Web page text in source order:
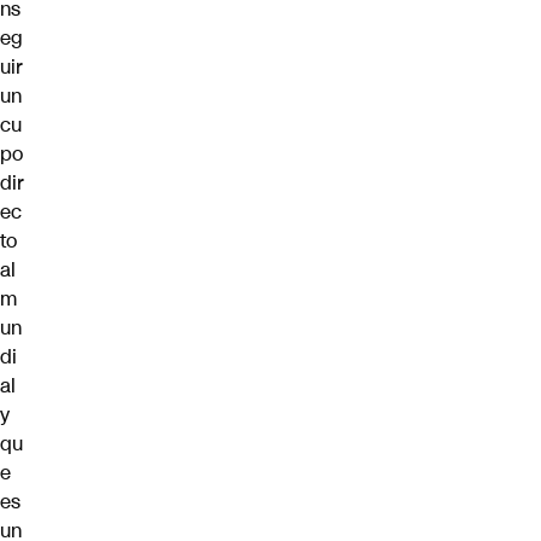
ns
eg
uir
un
cu
po
dir
ec
to
al
m
un
di
al
y
qu
e
es
un